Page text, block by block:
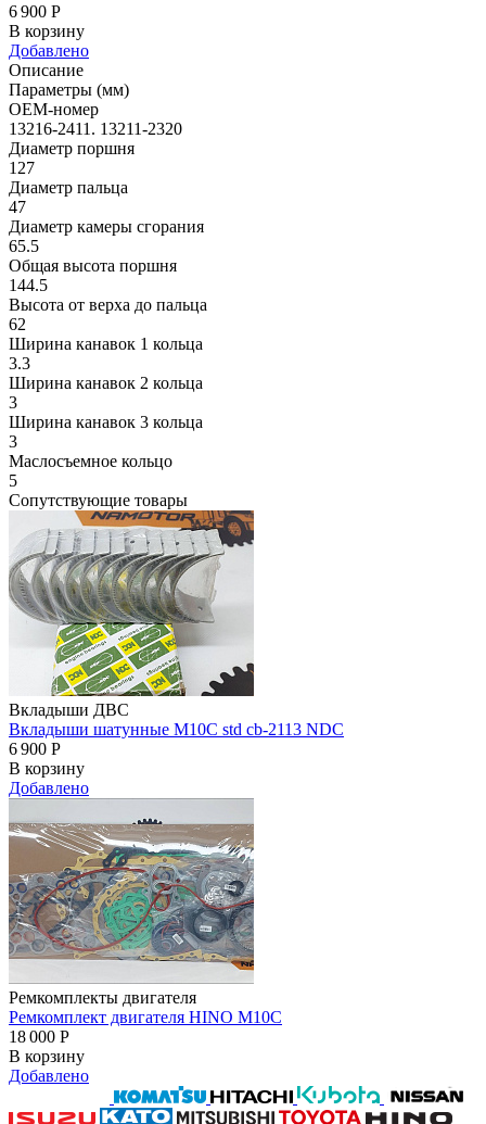
6 900 Р
В корзину
Добавлено
Описание
Параметры (мм)
OEM-номер
13216-2411. 13211-2320
Диаметр поршня
127
Диаметр пальца
47
Диаметр камеры сгорания
65.5
Общая высота поршня
144.5
Высота от верха до пальца
62
Ширина канавок 1 кольца
3.3
Ширина канавок 2 кольца
3
Ширина канавок 3 кольца
3
Маслосъемное кольцо
5
Сопутствующие товары
Вкладыши ДВС
Вкладыши шатунные M10C std cb-2113 NDC
6 900 Р
В корзину
Добавлено
Ремкомплекты двигателя
Ремкомплект двигателя HINO M10C
18 000 Р
В корзину
Добавлено